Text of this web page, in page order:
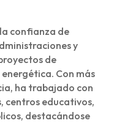
confianza de
y
de
Con más
ha trabajado con
centros educativos,
destacándose